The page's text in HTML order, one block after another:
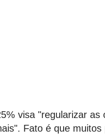
visa "regularizar
Fato é que